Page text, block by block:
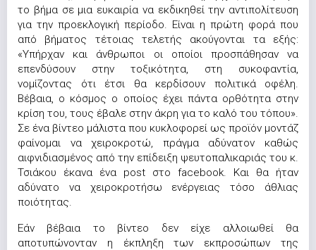
το βήμα σε μια ευκαιρία να εκδικηθεί την αντιπολίτευση
για την προεκλογική περίοδο. Είναι η πρώτη φορά που
από βήματος τέτοιας τελετής ακούγονται τα εξής:
«Υπήρχαν και άνθρωποι οι οποίοι προσπάθησαν να
επενδύσουν στην τοξικότητα, στη συκοφαντία,
νομίζοντας ότι έτσι θα κερδίσουν πολιτικά οφέλη.
Βέβαια, ο κόσμος ο οποίος έχει πάντα ορθότητα στην
κρίση του, τους έβαλε στην άκρη για το καλό του τόπου».
Σε ένα βίντεο μάλιστα που κυκλοφορεί ως προϊόν μοντάζ
φαίνομαι να χειροκροτώ, πράγμα αδύνατον καθώς
αιφνιδιασμένος από την επίδειξη ψευτοπαλικαριάς του κ.
Τσιάκου έκανα ένα post στο facebook. Και θα ήταν
αδύνατο να χειροκροτήσω ενέργειας τόσο άθλιας
ποιότητας.
Εάν βέβαια το βίντεο δεν είχε αλλοιωθεί θα
αποτυπώνονταν η έκπληξη των εκπροσώπων της